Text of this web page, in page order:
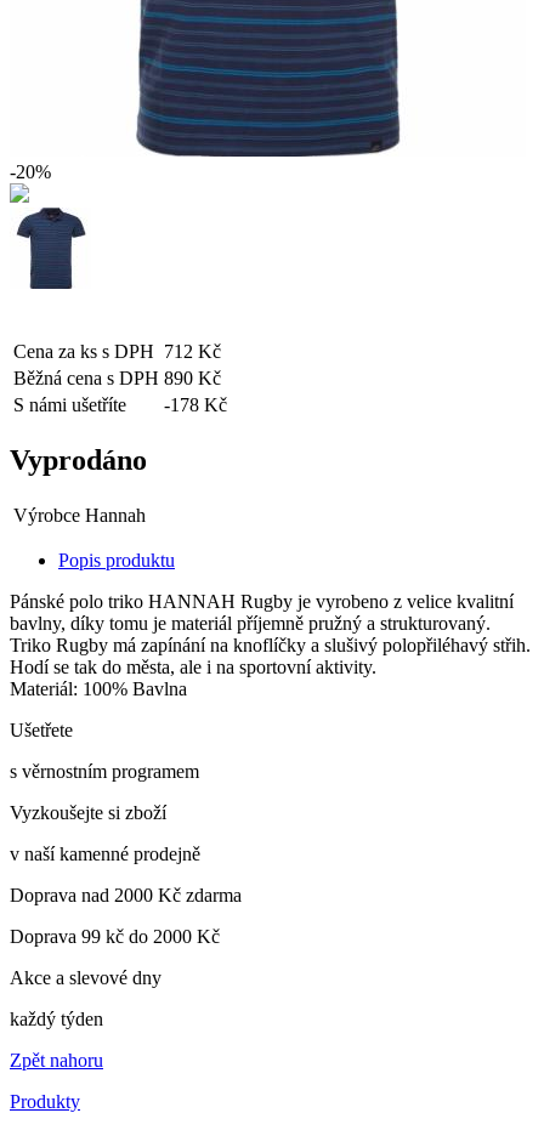
-20%
Cena za ks s DPH 712 Kč
Běžná cena s DPH 890 Kč
S námi ušetříte
-178 Kč
Vyprodáno
Výrobce Hannah
Popis produktu
Pánské polo triko HANNAH Rugby je vyrobeno z velice kvalitní
bavlny, díky tomu je materiál příjemně pružný a strukturovaný.
Triko Rugby má zapínání na knoflíčky a slušivý polopřiléhavý střih.
Hodí se tak do města, ale i na sportovní aktivity.
Materiál: 100% Bavlna
Ušetřete
s věrnostním programem
Vyzkoušejte si zboží
v naší kamenné prodejně
Doprava nad 2000 Kč zdarma
Doprava 99 kč do 2000 Kč
Akce a slevové dny
každý týden
Zpět nahoru
Produkty